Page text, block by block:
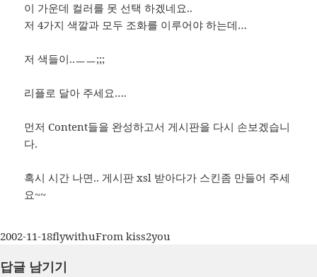
이 가운데 컬러를 못 선택 하겠네요..
저 4가지 색깔과 모두 조화를 이루어야 하는데…
저 색들이..ㅡㅡ;;;
리플로 달아 주세요….
먼저 Content들을 완성하고서 게시판을 다시 손보겠습니
다.
혹시 시간 나면.. 게시판 xsl 받아다가 스킨좀 만들어 주세
요~~
작
일
2002-11-18글
이
flywithu카
From kiss2you
답글 남기기